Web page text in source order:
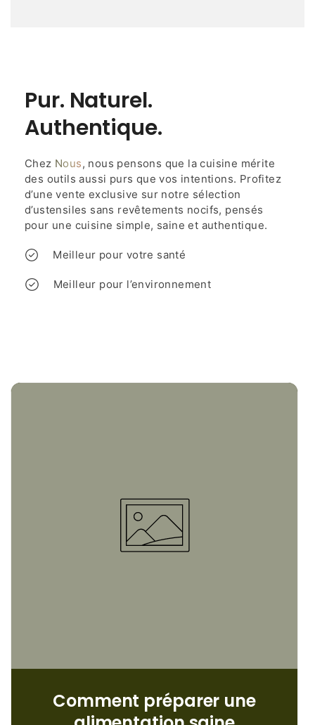
Pur. Naturel.
Authentique.
Chez Nous, nous pensons que la cuisine mérite
des outils aussi purs que vos intentions. Profitez
d’une vente exclusive sur notre sélection
d’ustensiles sans revêtements nocifs, pensés
pour une cuisine simple, saine et authentique.
Meilleur pour votre santé
Meilleur pour l’environnement
Comment préparer une